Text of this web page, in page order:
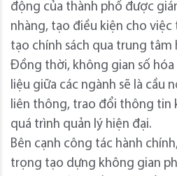
động của thành phố được
nhàng, tạo điều kiện cho
tạo chính sách qua trung
Đồng thời, không gian số hóa
liệu giữa các ngành sẽ là cầu
liên thông, trao đổi thông tin
quá trình quản lý hiện đại.
Bên cạnh công tác hành
trọng tạo dựng không gian